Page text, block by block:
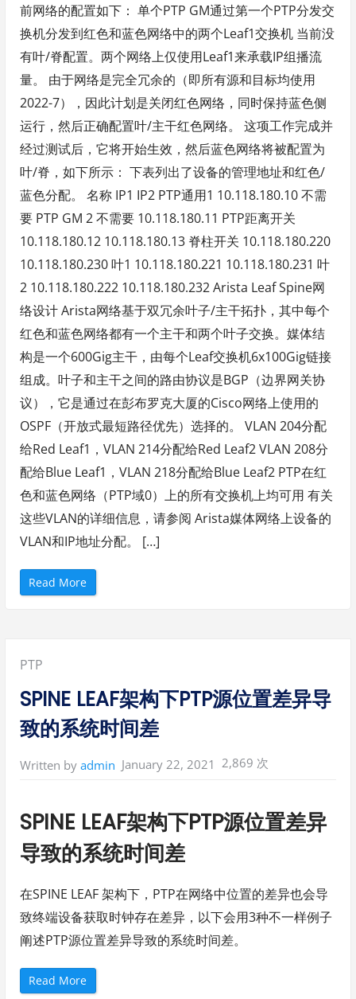
前网络的配置如下： 单个PTP GM通过第一个PTP分发交
换机分发到红色和蓝色网络中的两个Leaf1交换机 当前没
有叶/脊配置。两个网络上仅使用Leaf1来承载IP组播流
量。 由于网络是完全冗余的（即所有源和目标均使用
2022-7），因此计划是关闭红色网络，同时保持蓝色侧
运行，然后正确配置叶/主干红色网络。 这项工作完成并
经过测试后，它将开始生效，然后蓝色网络将被配置为
叶/脊，如下所示： 下表列出了设备的管理地址和红色/
蓝色分配。 名称 IP1 IP2 PTP通用1 10.118.180.10 不需
要 PTP GM 2 不需要 10.118.180.11 PTP距离开关
10.118.180.12 10.118.180.13 脊柱开关 10.118.180.220
10.118.180.230 叶1 10.118.180.221 10.118.180.231 叶
2 10.118.180.222 10.118.180.232 Arista Leaf Spine网
络设计 Arista网络基于双冗余叶子/主干拓扑，其中每个
红色和蓝色网络都有一个主干和两个叶子交换。媒体结
构是一个600Gig主干，由每个Leaf交换机6x100Gig链接
组成。叶子和主干之间的路由协议是BGP（边界网关协
议），它是通过在彭布罗克大厦的Cisco网络上使用的
OSPF（开放式最短路径优先）选择的。 VLAN 204分配
给Red Leaf1，VLAN 214分配给Red Leaf2 VLAN 208分
配给Blue Leaf1，VLAN 218分配给Blue Leaf2 PTP在红
色和蓝色网络（PTP域0）上的所有交换机上均可用 有关
这些VLAN的详细信息，请参阅 Arista媒体网络上设备的
VLAN和IP地址分配。 […]
Read More“
A
p
i
n
e
-
e
a
置
参
考
”
Posted
in:
PTP
SPINE LEAF架构下PTP源位置差异导
致的系统时间差
Written by admin January 22, 2021 2,869 次
SPINE LEAF架构下PTP源位置差异
导致的系统时间差
在SPINE LEAF 架构下，PTP在网络中位置的差异也会导
致终端设备获取时钟存在差异，以下会用3种不一样例子
阐述PTP源位置差异导致的系统时间差。
Read More“
S